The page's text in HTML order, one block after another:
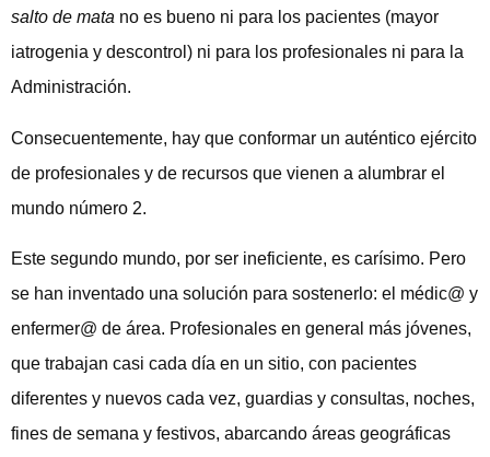
salto de mata no es bueno ni para los pacientes (mayor
iatrogenia y descontrol) ni para los profesionales ni para la
Administración.
Consecuentemente, hay que conformar un auténtico ejército
de profesionales y de recursos que vienen a alumbrar el
mundo número 2.
Este segundo mundo, por ser ineficiente, es carísimo. Pero
se han inventado una solución para sostenerlo: el médic@ y
enfermer@ de área. Profesionales en general más jóvenes,
que trabajan casi cada día en un sitio, con pacientes
diferentes y nuevos cada vez, guardias y consultas, noches,
fines de semana y festivos, abarcando áreas geográficas